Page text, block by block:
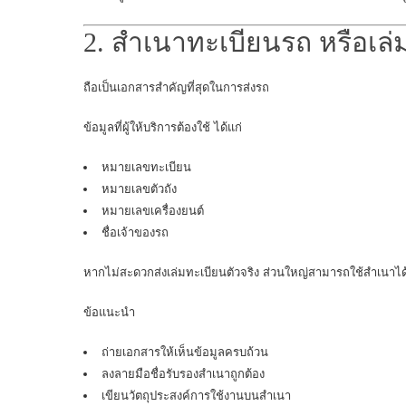
2. สำเนาทะเบียนรถ หรือเล่
ถือเป็นเอกสารสำคัญที่สุดในการส่งรถ
ข้อมูลที่ผู้ให้บริการต้องใช้ ได้แก่
หมายเลขทะเบียน
หมายเลขตัวถัง
หมายเลขเครื่องยนต์
ชื่อเจ้าของรถ
หากไม่สะดวกส่งเล่มทะเบียนตัวจริง ส่วนใหญ่สามารถใช้สำเนาไ
ข้อแนะนำ
ถ่ายเอกสารให้เห็นข้อมูลครบถ้วน
ลงลายมือชื่อรับรองสำเนาถูกต้อง
เขียนวัตถุประสงค์การใช้งานบนสำเนา